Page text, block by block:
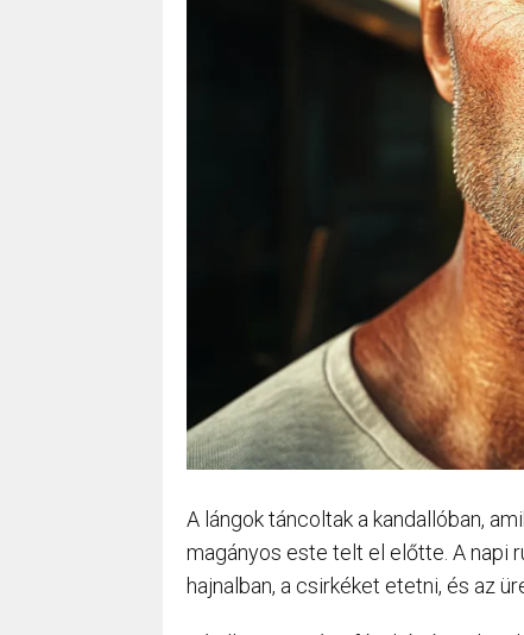
A lángok táncoltak a kandallóban,
magányos este telt el előtte. A napi
hajnalban, a csirkéket etetni, és az